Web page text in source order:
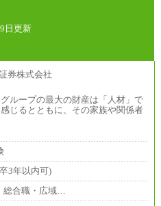
日更新
ループの最大の財産は「人材」で
じるとともに、その家族や関係者
3年以内可)
総合職・広域…